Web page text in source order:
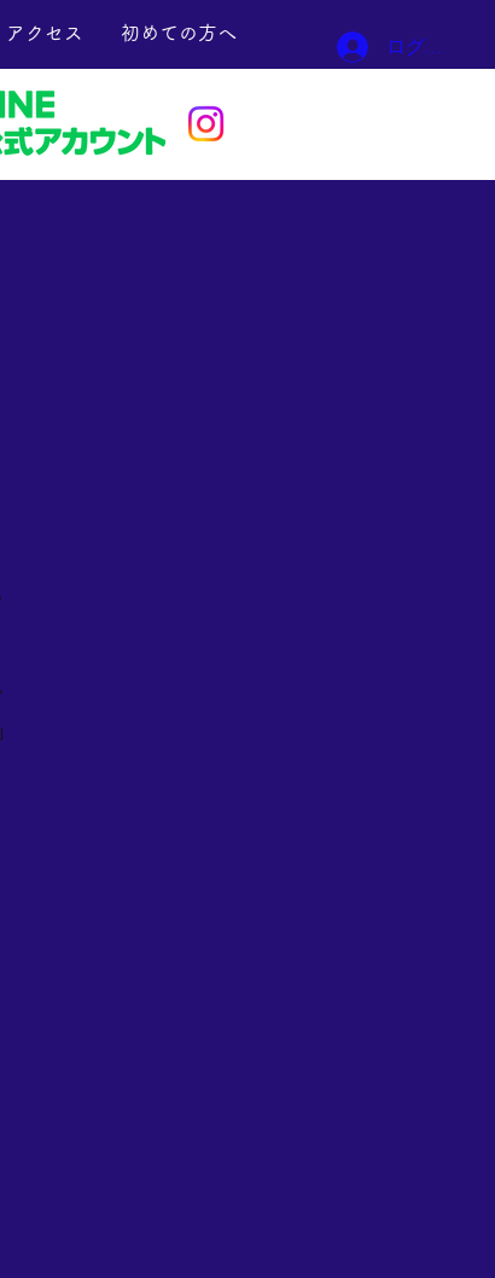
アクセス 初めての方へ
ログイン